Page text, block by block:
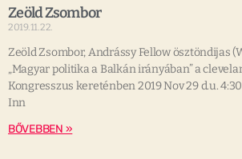
Zeöld Zsombor
2019.11.22.
Zeöld Zsombor, Andrássy Fellow ösztöndijas
„Magyar politika a Balkán irányában” a
Kongresszus kereténben 2019 Nov 29 d.u.
Inn
BŐVEBBEN »